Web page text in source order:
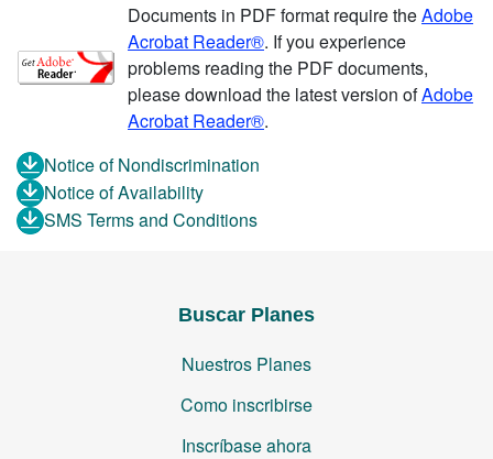
Documents in PDF format require theAdobe
Acrobat Reader®. If you experience
problems reading the PDF documents,
please download the latest version ofAdobe
Acrobat Reader®.
Notice of Nondiscrimination
Notice of Availability
SMS Terms and Conditions
Buscar Planes
Nuestros Planes
Como inscribirse
Inscríbase ahora